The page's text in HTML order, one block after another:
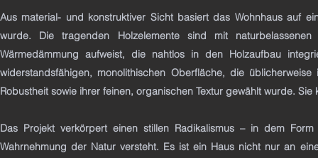
Aus material- und konstruktiver Sicht basiert das Wohnhaus auf
wurde. Die tragenden Holzelemente sind mit
Wärmedämmung aufweist, die nahtlos in den Holzaufbau
widerstandsfähigen, monolithischen Oberfläche, die
Robustheit sowie ihrer feinen, organischen Textur gewählt wurde.
Das Projekt verkörpert einen stillen Radikalismus – in dem
Wahrnehmung der Natur versteht. Es ist ein Haus nicht nur an